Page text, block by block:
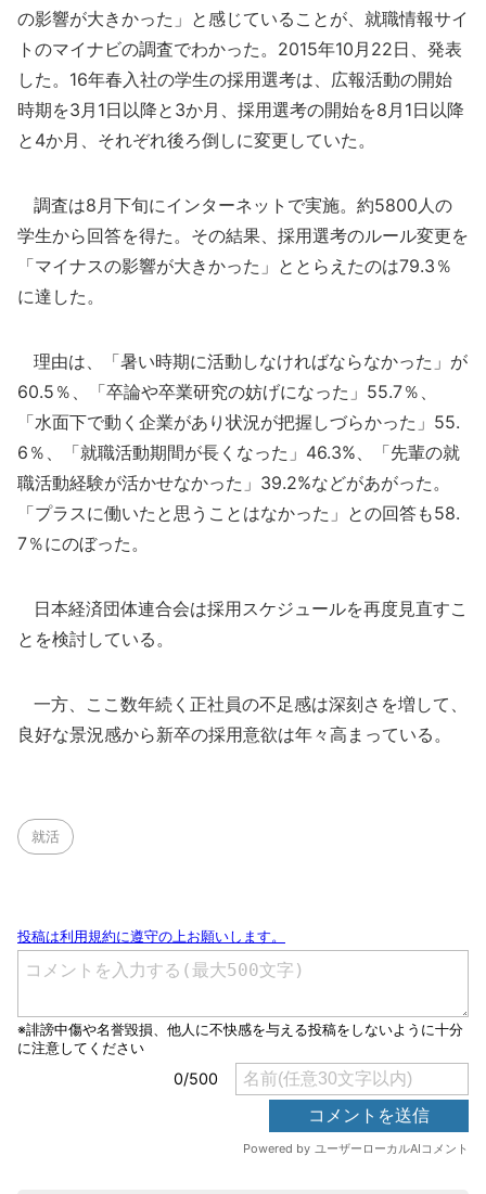
の影響が大きかった」と感じていることが、就職情報サイ
トのマイナビの調査でわかった。2015年10月22日、発表
した。16年春入社の学生の採用選考は、広報活動の開始
時期を3月1日以降と3か月、採用選考の開始を8月1日以降
と4か月、それぞれ後ろ倒しに変更していた。
調査は8月下旬にインターネットで実施。約5800人の
学生から回答を得た。その結果、採用選考のルール変更を
「マイナスの影響が大きかった」ととらえたのは79.3％
に達した。
理由は、「暑い時期に活動しなければならなかった」が
60.5％、「卒論や卒業研究の妨げになった」55.7％、
「水面下で動く企業があり状況が把握しづらかった」55.
6％、「就職活動期間が長くなった」46.3%、「先輩の就
職活動経験が活かせなかった」39.2%などがあがった。
「プラスに働いたと思うことはなかった」との回答も58.
7％にのぼった。
日本経済団体連合会は採用スケジュールを再度見直すこ
とを検討している。
一方、ここ数年続く正社員の不足感は深刻さを増して、
良好な景況感から新卒の採用意欲は年々高まっている。
就活